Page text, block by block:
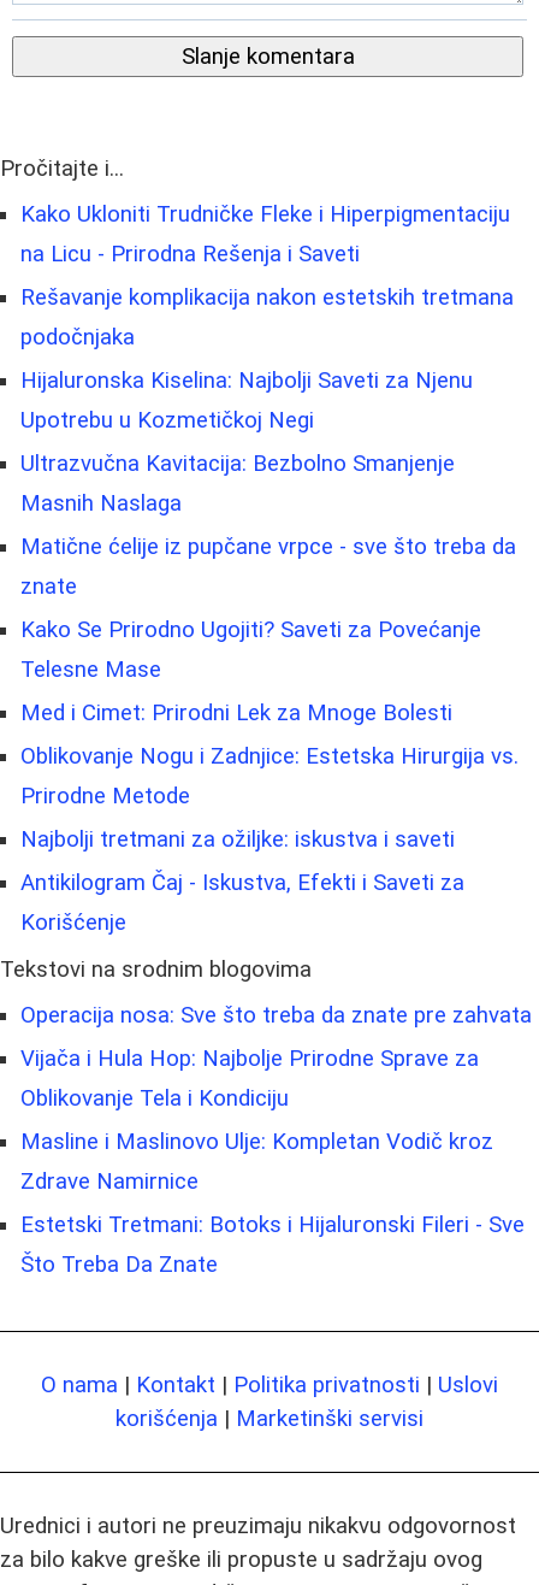
Slanje komentara
Pročitajte i...
Kako Ukloniti Trudničke Fleke i Hiperpigmentaciju
na Licu - Prirodna Rešenja i Saveti
Rešavanje komplikacija nakon estetskih tretmana
podočnjaka
Hijaluronska Kiselina: Najbolji Saveti za Njenu
Upotrebu u Kozmetičkoj Negi
Ultrazvučna Kavitacija: Bezbolno Smanjenje
Masnih Naslaga
Matične ćelije iz pupčane vrpce - sve što treba da
znate
Kako Se Prirodno Ugojiti? Saveti za Povećanje
Telesne Mase
Med i Cimet: Prirodni Lek za Mnoge Bolesti
Oblikovanje Nogu i Zadnjice: Estetska Hirurgija vs.
Prirodne Metode
Najbolji tretmani za ožiljke: iskustva i saveti
Antikilogram Čaj - Iskustva, Efekti i Saveti za
Korišćenje
Tekstovi na srodnim blogovima
Operacija nosa: Sve što treba da znate pre zahvata
Vijača i Hula Hop: Najbolje Prirodne Sprave za
Oblikovanje Tela i Kondiciju
Masline i Maslinovo Ulje: Kompletan Vodič kroz
Zdrave Namirnice
Estetski Tretmani: Botoks i Hijaluronski Fileri - Sve
Što Treba Da Znate
O nama | Kontakt | Politika privatnosti | Uslovi
korišćenja | Marketinški servisi
Urednici i autori ne preuzimaju nikakvu odgovornost
za bilo kakve greške ili propuste u sadržaju ovog